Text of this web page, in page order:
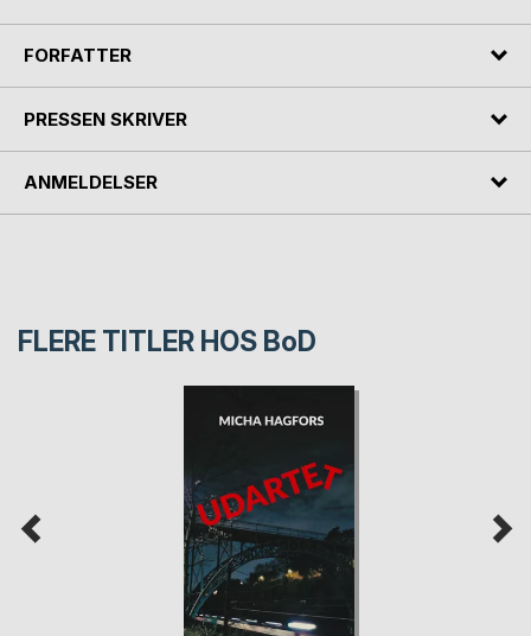
FORFATTER
PRESSEN SKRIVER
ANMELDELSER
FLERE TITLER HOS BoD